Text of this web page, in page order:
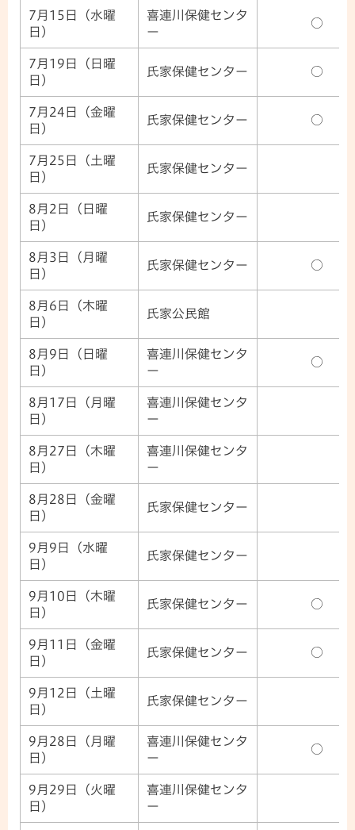
7月15日（水曜
日）
喜連川保健センタ
ー
○
7月19日（日曜
日）
氏家保健センター ○
7月24日（金曜
日）
氏家保健センター ○
7月25日（土曜
日）
氏家保健センター
8月2日（日曜
日）
氏家保健センター
8月3日（月曜
日）
氏家保健センター ○
8月6日（木曜
日）
氏家公民館
8月9日（日曜
日）
喜連川保健センタ
ー
○
8月17日（月曜
日）
喜連川保健センタ
ー
8月27日（木曜
日）
喜連川保健センタ
ー
8月28日（金曜
日）
氏家保健センター
9月9日（水曜
日）
氏家保健センター
9月10日（木曜
日）
氏家保健センター ○
9月11日（金曜
日）
氏家保健センター ○
9月12日（土曜
日）
氏家保健センター
9月28日（月曜
日）
喜連川保健センタ
ー
○
9月29日（火曜
日）
喜連川保健センタ
ー